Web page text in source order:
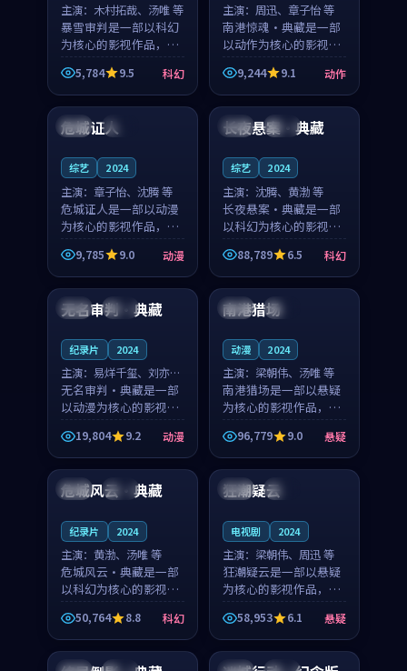
主演： 木村拓哉、汤唯 等
暴雪审判是一部以科幻
为核心的影视作品，围
绕危机、反转与人物成
长展开，整体节奏紧
凑，值得推荐观看。
5,784 9.5 科幻
主演： 周迅、章子怡 等
南港惊魂·典藏是一部
以动作为核心的影视作
品，围绕危机、反转与
人物成长展开，整体节
奏紧凑，值得推荐观
看。
9,244 9.1 动作
中国 热播
危城证人
综艺 2024
主演： 章子怡、沈腾 等
危城证人是一部以动漫
为核心的影视作品，围
绕危机、反转与人物成
长展开，整体节奏紧
凑，值得推荐观看。
9,785 9.0 动漫
中国 杜比
长夜悬案·典藏
综艺 2024
主演： 沈腾、黄渤 等
长夜悬案·典藏是一部
以科幻为核心的影视作
品，围绕危机、反转与
人物成长展开，整体节
奏紧凑，值得推荐观
看。
88,789 6.5 科幻
美国 热播
无名审判·典藏
纪录片 2024
主演： 易烊千玺、刘亦菲
等
无名审判·典藏是一部
以动漫为核心的影视作
品，围绕危机、反转与
人物成长展开，整体节
奏紧凑，值得推荐观
看。
19,804 9.2 动漫
法国 杜比
南港猎场
动漫 2024
主演： 梁朝伟、汤唯 等
南港猎场是一部以悬疑
为核心的影视作品，围
绕危机、反转与人物成
长展开，整体节奏紧
凑，值得推荐观看。
96,779 9.0 悬疑
中国 高分
危城风云·典藏
纪录片 2024
主演： 黄渤、汤唯 等
危城风云·典藏是一部
以科幻为核心的影视作
品，围绕危机、反转与
人物成长展开，整体节
奏紧凑，值得推荐观
看。
50,764 8.8 科幻
中国 院线
狂潮疑云
电视剧 2024
主演： 梁朝伟、周迅 等
狂潮疑云是一部以悬疑
为核心的影视作品，围
绕危机、反转与人物成
长展开，整体节奏紧
凑，值得推荐观看。
58,953 6.1 悬疑